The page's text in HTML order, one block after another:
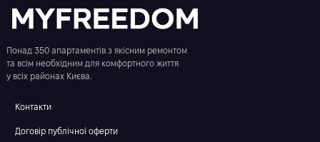
Понад 350 апартаментів з якісним ремонтом
та всім необхідним для комфортного життя
у всіх районах Києва.
Контакти
Договір публічної оферти